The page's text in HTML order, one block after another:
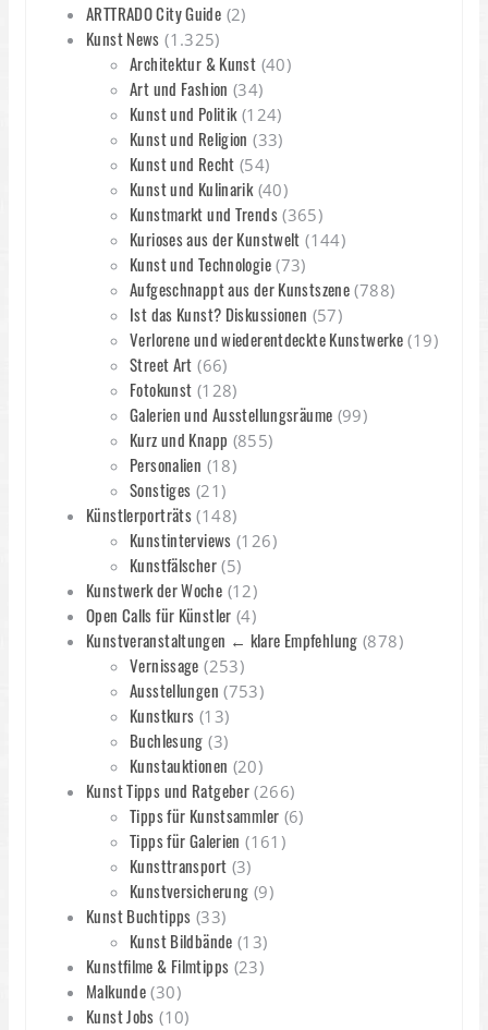
ARTTRADO City Guide (2)
Kunst News (1.325)
Architektur & Kunst (40)
Art und Fashion (34)
Kunst und Politik(124)
Kunst und Religion (33)
Kunst und Recht (54)
Kunst und Kulinarik(40)
Kunstmarkt und Trends(365)
Kurioses aus der Kunstwelt (144)
Kunst und Technologie(73)
Aufgeschnappt aus der Kunstszene (788)
Ist das Kunst? Diskussionen (57)
Verlorene und wiederentdeckte Kunstwerke (19)
Street Art (66)
Fotokunst (128)
Galerien und Ausstellungsräume (99)
Kurz und Knapp (855)
Personalien (18)
Sonstiges (21)
Künstlerporträts (148)
Kunstinterviews (126)
Kunstfälscher(5)
Kunstwerk der Woche (12)
Open Calls für Künstler (4)
Kunstveranstaltungen ← klare Empfehlung (878)
Vernissage (253)
Ausstellungen (753)
Kunstkurs (13)
Buchlesung (3)
Kunstauktionen (20)
Kunst Tipps und Ratgeber (266)
Tipps für Kunstsammler (6)
Tipps für Galerien (161)
Kunsttransport (3)
Kunstversicherung (9)
Kunst Buchtipps (33)
Kunst Bildbände (13)
Kunstfilme & Filmtipps (23)
Malkunde (30)
Kunst Jobs (10)